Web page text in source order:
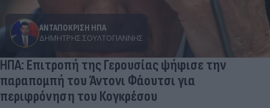
ΑΝΤΑΠΟΚΡΙΣΗ ΗΠΑ
ΔΗΜΉΤΡΗΣ ΣΟΥΛΤΟΓΙΆΝΝΗΣ
ΗΠΑ: Επιτροπή της Γερουσίας ψήφισε την
παραπομπή του Άντονι Φάουτσι για
περιφρόνηση του Κογκρέσου